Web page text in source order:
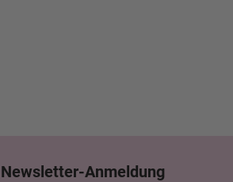
Newsletter-Anmeldung